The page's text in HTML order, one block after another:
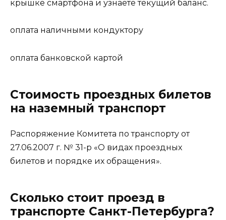
крышке смартфона и узнаете текущий баланс.
оплата наличными кондуктору
оплата банковской картой
Стоимость проездных билетов
на наземный транспорт
Распоряжение Комитета по транспорту от
27.06.2007 г. № 31-р «О видах проездных
билетов и порядке их обращения».
Сколько стоит проезд в
транспорте Санкт-Петербурга?